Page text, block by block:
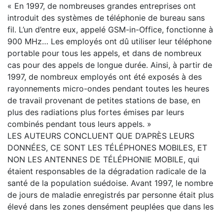
« En 1997, de nombreuses grandes entreprises ont
introduit des systèmes de téléphonie de bureau sans
fil. L’un d’entre eux, appelé GSM-in-Office, fonctionne à
900 MHz… Les employés ont dû utiliser leur téléphone
portable pour tous les appels, et dans de nombreux
cas pour des appels de longue durée. Ainsi, à partir de
1997, de nombreux employés ont été exposés à des
rayonnements micro-ondes pendant toutes les heures
de travail provenant de petites stations de base, en
plus des radiations plus fortes émises par leurs
combinés pendant tous leurs appels. »
LES AUTEURS CONCLUENT QUE D’APRÈS LEURS
DONNÉES, CE SONT LES TÉLÉPHONES MOBILES, ET
NON LES ANTENNES DE TÉLÉPHONIE MOBILE, qui
étaient responsables de la dégradation radicale de la
santé de la population suédoise. Avant 1997, le nombre
de jours de maladie enregistrés par personne était plus
élevé dans les zones densément peuplées que dans les